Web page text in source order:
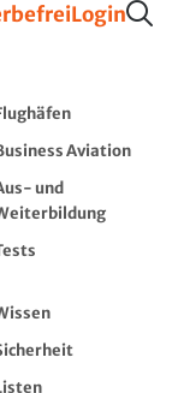
Login
Aviation
und